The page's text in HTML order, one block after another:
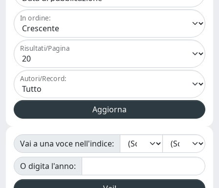
In ordine:
Risultati/Pagina
Autori/Record:
Vai a una voce nell'indice:
O digita l'anno: